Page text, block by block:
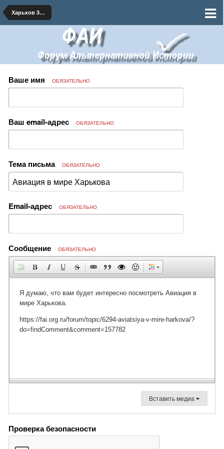
Харьков 354-286
Ваше имя ОБЯЗАТЕЛЬНО
Ваш email-адрес ОБЯЗАТЕЛЬНО
Тема письма ОБЯЗАТЕЛЬНО
Email-адрес ОБЯЗАТЕЛЬНО
Сообщение ОБЯЗАТЕЛЬНО
Вставить медиа
Проверка безопасности